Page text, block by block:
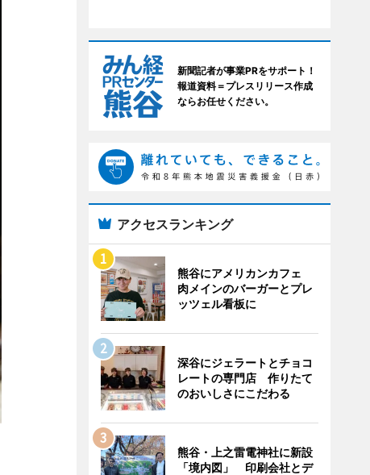
新聞記者が事業PRをサポート！
報道資料＝プレスリリース作成
ならお任せください。
アクセスランキング
熊谷にアメリカンカフェ
肉メインのバーガーとプレ
ッツェル看板に
深谷にジェラートとチョコ
レートの専門店 作りたて
のおいしさにこだわる
熊谷・上之雷電神社に新設
「境内図」 印刷会社とデ